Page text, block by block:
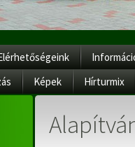
Képek Hírturmix